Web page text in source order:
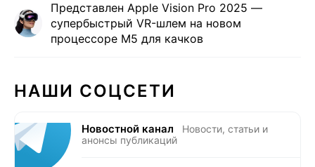
Представлен Apple Vision Pro 2025 —
супербыстрый VR-шлем на новом
процессоре M5 для качков
НАШИ СОЦСЕТИ
Новостной канал
Новости, статьи и
анонсы публикаций